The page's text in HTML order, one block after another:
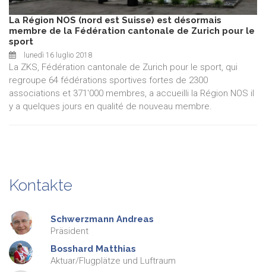
La Région NOS (nord est Suisse) est désormais
membre de la Fédération cantonale de Zurich pour le
sport
lunedì 16 luglio 2018
La ZKS, Fédération cantonale de Zurich pour le sport, qui
regroupe 64 fédérations sportives fortes de 2300
associations et 371'000 membres, a accueilli la Région NOS il
y a quelques jours en qualité de nouveau membre.
Kontakte
Schwerzmann Andreas
Präsident
Bosshard Matthias
Aktuar/Flugplätze und Luftraum